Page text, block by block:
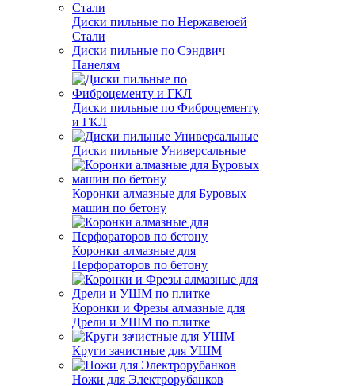
Диски пильные по Нержавеюей
Стали
Диски пильные по Сэндвич
Панелям
Диски пильные по Фиброцементу
и ГКЛ
Диски пильные Универсальные
Коронки алмазные для Буровых
машин по бетону
Коронки алмазные для
Перфораторов по бетону
Коронки и Фрезы алмазные для
Дрели и УШМ по плитке
Круги зачистные для УШМ
Ножи для Электрорубанков